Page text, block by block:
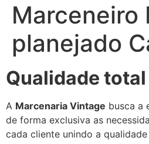
Marceneiro
planejado
Qualidade
A Marcenaria Vintage busca a
de forma exclusiva as
cada cliente unindo a